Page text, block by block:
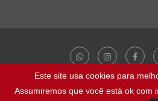
Este site usa cookies para
Assumiremos que você está ok com